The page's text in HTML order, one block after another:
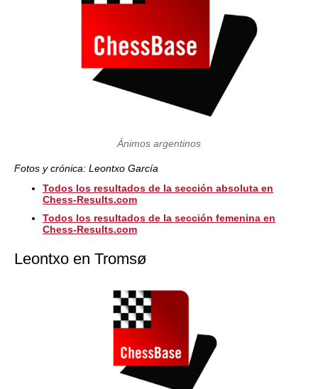
Ánimos argentinos
Fotos y crónica: Leontxo García
Todos los resultados de la sección absoluta en
Chess-Results.com
Todos los resultados de la sección femenina en
Chess-Results.com
Leontxo en Tromsø